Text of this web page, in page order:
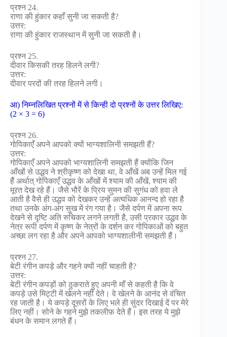
प्रश्न 24.
राणा की हुंकार कहाँ सुनी जा सकती है?
उत्तर:
राणा की हुंकार राजस्थान में सुनी जा सकती है।
प्रश्न 25.
दीवार किसकी तरह हिलने लगी?
उत्तर:
दीवार परदों की तरह हिलने लगी।
आ) निम्नलिखित प्रश्नों में से किन्ही दो प्रश्नों के उत्तर लिखिए:
(2 × 3 = 6)
प्रश्न 26.
गोपिकाएँ अपने आपको क्यों भाग्यशालिनी समझती हैं?
उत्तर:
गोपिकाएँ अपने आपको भाग्यशालिनी समझती हैं क्योंकि जिन
आँखों से उद्धव ने श्रीकृष्ण को देखा था, वे आँखें अब उन्हें मिल गई
हैं अर्थात् गोपिकाएँ उद्धव के आँखों में श्याम की आँखें, श्याम की
मूरत देख रहे हैं। जैसे भौरें के प्रिय सुमन की सुगंध को हवा ले
आती है वैसे ही उद्धव को देखकर उन्हें अत्यधिक आनन्द हो रहा है
तथा उनके अंग-अंग सुख में रंग गया है। जैसे दर्पण में अपना रूप
देखने से दृष्टि अति रुचिकर लगने लगती है, उसी प्रकार उद्धव के
नेत्र रूपी दर्पण में कृष्ण के नेत्रों के दर्शन कर गोपिकाओं को बहुत
अच्छा लग रहा है और अपने आपको भाग्यशालीनी समझती हैं।
प्रश्न 27.
बेटी रंगीन कपड़े और गहने क्यों नहीं चाहती है?
उत्तर:
बेटी रंगीन कपड़ों को ठुकराते हुए अपनी माँ से कहती है कि वे
कपड़े उसे मिट्टी में खेलने नहीं देते। वे खेलने के आनंद से वंचित
रह जाती है। ये कपड़े दूसरों के लिए भले ही सुंदर दिखाई दें पर मेरे
लिए नहीं। सोने के गहने मुझे तकलीफ़ देते हैं। इस तरह ये मुझे
बंधन के समान लगते हैं।